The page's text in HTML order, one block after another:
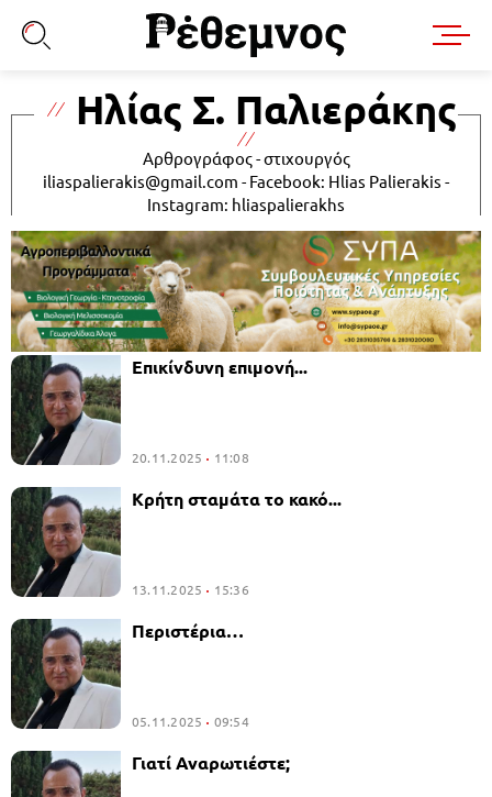
Ηλίας Σ. Παλιεράκης
Aρθρογράφος - στιχουργός
iliaspalierakis@gmail.com - Facebook: Ηlias Palierakis -
Instagram: hliaspalierakhs
Επικίνδυνη επιμονή...
20.11.2025 11:08
Κρήτη σταμάτα το κακό...
13.11.2025 15:36
Περιστέρια…
05.11.2025 09:54
Γιατί Αναρωτιέστε;